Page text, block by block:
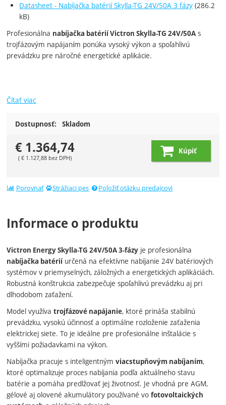
Datasheet - Nabíjačka batérií Skylla-TG 24V/50A 3 fázy (286.2
kB)
Profesionálna nabíjačka batérií Victron Skylla-TG 24V/50A s
trojfázovým napájaním ponúka vysoký výkon a spoľahlivú
prevádzku pre náročné energetické aplikácie.
Čítať viac
Dostupnosť: Skladom
€ 1.364,74
( € 1.127,88 bez DPH)
Kúpiť
Porovnať Strážiaci pes Položiť otázku predajcovi
Informace o produktu
Victron Energy Skylla-TG 24V/50A 3-fázy je profesionálna
nabíjačka batériíurčená na efektívne nabíjanie 24V batériových
systémov v priemyselných, záložných a energetických aplikáciách.
Robustná konštrukcia zabezpečuje spoľahlivú prevádzku aj pri
dlhodobom zaťažení.
Model využívatrojfázové napájanie, ktoré prináša stabilnú
prevádzku, vysokú účinnosť a optimálne rozloženie zaťaženia
elektrickej siete. To je ideálne pre profesionálne inštalácie s
vyššími požiadavkami na výkon.
Nabíjačka pracuje s inteligentnýmviacstupňovým nabíjaním,
ktoré optimalizuje proces nabíjania podľa aktuálneho stavu
batérie a pomáha predlžovať jej životnosť. Je vhodná pre AGM,
gélové aj olovené akumulátory používané vofotovoltaických